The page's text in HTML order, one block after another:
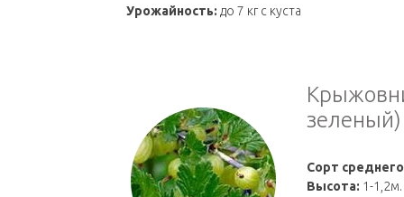
Урожайность: до 7 кг с куста
зеленый)
Сорт
Высота: 1-1,2м.